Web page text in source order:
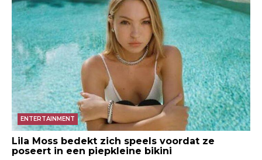
ENTERTAINMENT
Lila Moss bedekt zich speels voordat ze
poseert in een piepkleine bikini